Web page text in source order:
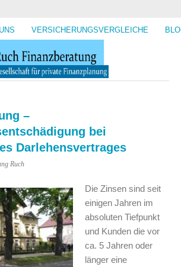
VERSICHERUNGSVERGLEICHE
–
bei
Darlehensvertrages
Ruch
Die Zinsen sind seit
einigen Jahren im
absoluten Tiefpunkt
und Kunden die vor
ca. 5 Jahren oder
länger eine